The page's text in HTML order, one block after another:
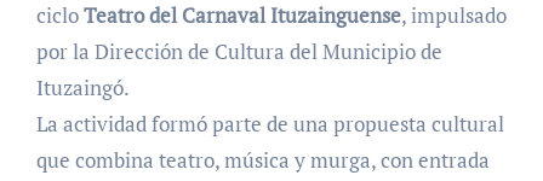
cicloTeatro del Carnaval Ituzainguense, impulsado
por la Dirección de Cultura del Municipio de
Ituzaingó.
La actividad formó parte de una propuesta cultural
que combina teatro, música y murga, con entrada